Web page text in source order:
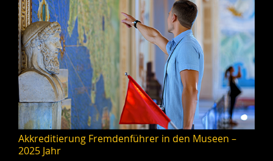
Akkreditierung Fremdenführer in den Museen –
2025 Jahr